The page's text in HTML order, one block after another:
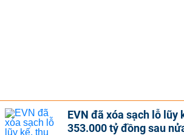
EVN đã xóa sạch lỗ lũy
353.000 tỷ đồng sau